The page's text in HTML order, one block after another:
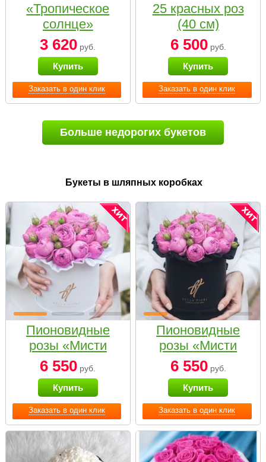
Заказать в один клик
«Тропическое
солнце»
3 620 руб.
Купить
Заказать в один клик
25 красных роз
(40 см)
6 500руб.
Купить
Больше недорогих букетов
Букеты в шляпных коробках
Заказать в один клик
Пионовидные
розы «Мисти
бабблс» в белой
коробке Small
6 550 руб.
Купить
Заказать в один клик
Пионовидные
розы «Мисти
бабблс» в
черной коробке
Small
6 550руб.
Купить